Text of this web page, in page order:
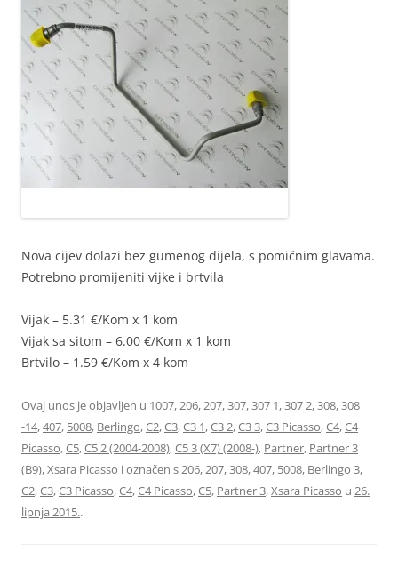
Nova cijev dolazi bez gumenog dijela, s pomičnim glavama.
Potrebno promijeniti vijke i brtvila
Vijak – 5.31 €/Kom x 1 kom
Vijak sa sitom – 6.00 €/Kom x 1 kom
Brtvilo – 1.59 €/Kom x 4 kom
Ovaj unos je objavljen u 1007,206,207,307,307 1,307 2,308,308
-14,407, 5008, Berlingo,C2,C3,C3 1,C3 2,C3 3,C3 Picasso,C4,C4
Picasso,C5,C5 2 (2004-2008),C5 3 (X7) (2008-), Partner, Partner 3
(B9),Xsara Picasso i označen s206,207,308,407, 5008, Berlingo 3,
C2,C3,C3 Picasso,C4,C4 Picasso,C5, Partner 3,Xsara Picasso u 26.
lipnja 2015..